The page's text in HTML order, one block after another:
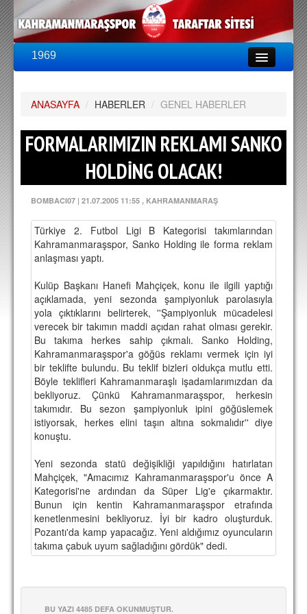
1969
PUAN DURUMU
FİKSTÜR
A TAKIM KADROSU
TEKNİK KADRO
TRANSFERLER
TARAFTAR
BİLETLER
DEPLASMAN
LİSANSLI ÜRÜNLER
MULTİMEDYA
FOTOĞRAF & VİDEOLAR
MARŞ & TEZAHÜRATLAR
KULÜP
AMBLEM
SPOR TESİSLERİ
YÖNETİM KURULU
PERSONEL
TARİHÇE
ANASAYFA / HABERLER / GENEL HABERLER
FORMALARIMIZIN REKLAMI SANKO
HOLDİNG OLACAK!
BOMBACI07 | 21.07.2005 11:55 , KAHRAMANMARAŞ
Türkiye 2. Futbol Ligi B Kategorisi takımlarından
Kahramanmaraşspor, Sanko Holding ile forma reklam
anlaşması yaptı.
Kulüp Başkanı Hanefi Mahçiçek, konu ile ilgili yaptığı
açıklamada, yeni sezonda şampiyonluk parolasıyla
yola çıktıklarını belirterek, ''Şampiyonluk mücadelesi
verecek bir takımın maddi açıdan rahat olması gerekir.
Bu takıma herkes sahip çıkmalı. Sanko Holding,
Kahramanmaraşspor'a göğüs reklamı vermek için iyi
bir teklifte bulundu. Bu teklif bizleri oldukça mutlu etti.
Böyle teklifleri Kahramanmaraşlı işadamlarımızdan da
bekliyoruz. Çünkü Kahramanmaraşspor, herkesin
takımıdır. Bu sezon şampiyonluk ipini göğüslemek
istiyorsak, herkes elini taşın altına sokmalıdır'' diye
konuştu.
Yeni sezonda statü değişikliği yapıldığını hatırlatan
Mahçiçek, "Amacımız Kahramanmaraşspor'u önce A
Kategorisi'ne ardından da Süper Lig'e çıkarmaktır.
Bunun için kentin Kahramanmaraşspor etrafında
kenetlenmesini bekliyoruz. İyi bir kadro oluşturduk.
Pozantı'da kamp yapacağız. Yeni aldığımız oyuncuların
takıma çabuk uyum sağladığını gördük" dedi.
BU YAZI 4485 DEFA OKUNMUŞTUR.